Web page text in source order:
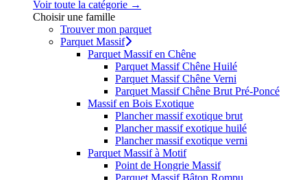
Voir toute la catégorie →
Choisir une famille
Trouver mon parquet
Parquet Massif
Parquet Massif en Chêne
Parquet Massif Chêne Huilé
Parquet Massif Chêne Verni
Parquet Massif Chêne Brut Pré-Poncé
Massif en Bois Exotique
Plancher massif exotique brut
Plancher massif exotique huilé
Plancher massif exotique verni
Parquet Massif à Motif
Point de Hongrie Massif
Parquet Massif Bâton Rompu